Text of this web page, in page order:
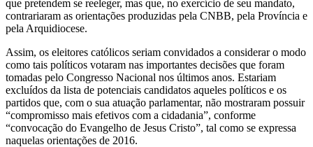
que pretendem se reeleger, mas que, no exercício de seu mandato,
contrariaram as orientações produzidas pela CNBB, pela Província e
pela Arquidiocese.
Assim, os eleitores católicos seriam convidados a considerar o modo
como tais políticos votaram nas importantes decisões que foram
tomadas pelo Congresso Nacional nos últimos anos. Estariam
excluídos da lista de potenciais candidatos aqueles políticos e os
partidos que, com o sua atuação parlamentar, não mostraram possuir
“compromisso mais efetivos com a cidadania”, conforme
“convocação do Evangelho de Jesus Cristo”, tal como se expressa
naquelas orientações de 2016.